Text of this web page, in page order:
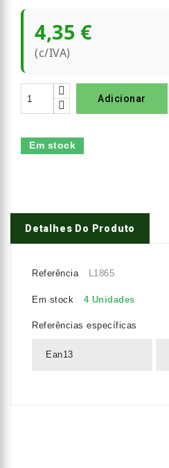
4,35 €
(c/IVA)
Adicionar
Em stock
Detalhes Do Produto
Referência L1865
Em stock 4 Unidades
Referências específicas
Ean13